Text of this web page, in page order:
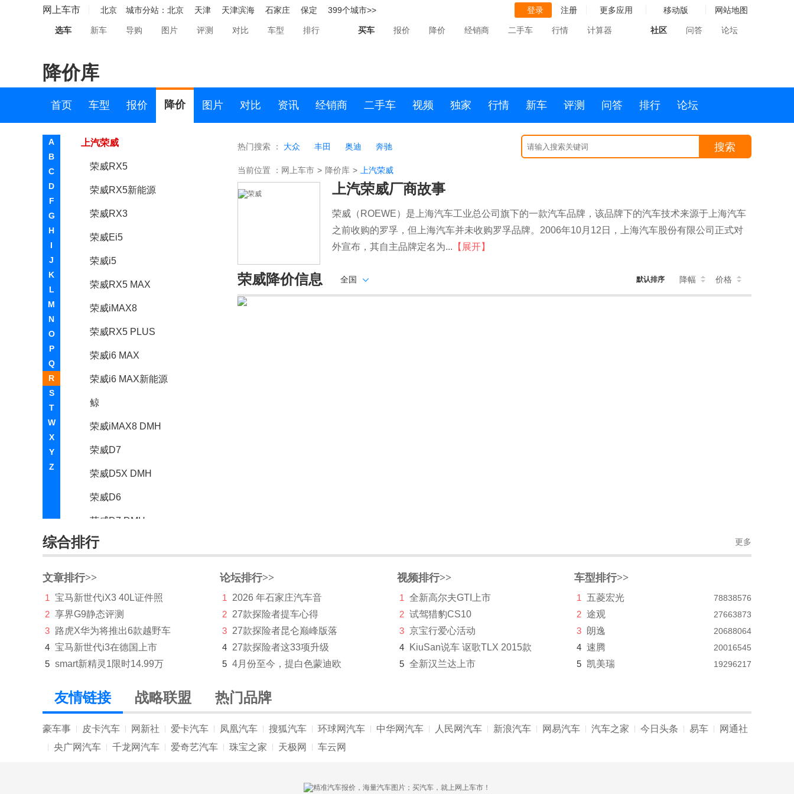
网上车市 北京 城市分站： 北京 天津 天津滨海 石家庄 保定 399个城市>> 登录 注册 更多应用 移动版 网站地图
选车 新车 导购 图片 评测 对比 车型 排行 买车 报价 降价 经销商 二手车 行情 计算器 社区 问答 论坛
降价库
首页 车型 报价 降价 图片 对比 资讯 经销商 二手车 视频 独家 行情 新车 评测 问答 排行 论坛
A
B
C
D
F
G
H
I
J
K
L
M
N
O
P
Q
R
S
T
W
X
Y
Z
起亚
RAM
上汽荣威
荣威RX5
荣威RX5新能源
荣威RX3
荣威Ei5
荣威i5
荣威RX5 MAX
荣威iMAX8
荣威RX5 PLUS
荣威i6 MAX
荣威i6 MAX新能源
鲸
荣威iMAX8 DMH
荣威D7
荣威D5X DMH
荣威D6
荣威D7 DMH
荣威M7 DMH
瑞风汽车
睿蓝汽车
S
沙龙汽车
上汽大通MAXUS
深蓝
热门搜索 ： 大众 丰田 奥迪 奔驰 搜索
当前位置 ： 网上车市 > 降价库 > 上汽荣威
上汽荣威厂商故事
荣威（ROEWE）是上海汽车工业总公司旗下的一款汽车品牌，该品牌下的汽车技术来源于上海汽车
之前收购的罗孚，但上海汽车并未收购罗孚品牌。2006年10月12日，上海汽车股份有限公司正式对
外宣布，其自主品牌定名为... 【展开】
荣威降价信息 全国 默认排序 降幅 价格
综合排行 更多
文章排行>>
1
宝马新世代iX3 40L证件照
2 享界G9静态评测
3 路虎X华为将推出6款越野车
4 宝马新世代i3在德国上市
5 smart新精灵1限时14.99万
论坛排行>>
1
2026 年石家庄汽车音
2 27款探险者提车心得
3 27款探险者昆仑巅峰版落
4 27款探险者这33项升级
5 4月份至今，提白色蒙迪欧
视频排行>>
1
全新高尔夫GTI上市
2 试驾猎豹CS10
3 京宝行爱心活动
4
KiuSan说车 讴歌TLX 2015款
5 全新汉兰达上市
车型排行>>
1 五菱宏光 78838576
2 途观 27663873
3 朗逸 20688064
4 速腾 20016545
5 凯美瑞 19296217
友情链接 战略联盟 热门品牌
豪车事 皮卡汽车 网新社 爱卡汽车 凤凰汽车 搜狐汽车 环球网汽车 中华网汽车 人民网汽车 新浪汽车 网易汽车 汽车之家 今日头条 易车 网通社
央广网汽车 千龙网汽车 爱奇艺汽车 珠宝之家 天极网 车云网